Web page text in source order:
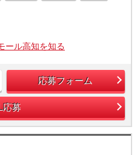
ール高知を知る
応募フォーム
応募